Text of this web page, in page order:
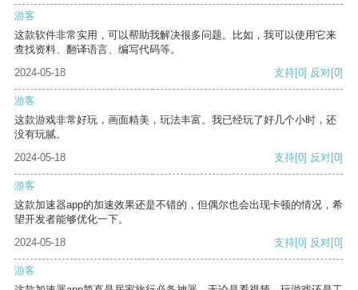
游客
这款软件非常实用，可以帮助我解决很多问题。比如，我可以使用它来
查找资料、翻译语言、编写代码等。
2024-05-18
支持[0] 反对[0]
游客
这款游戏非常好玩，画面精美，玩法丰富。我已经玩了好几个小时，还
没有玩腻。
2024-05-18
支持[0] 反对[0]
游客
这款加速器app的加速效果还是不错的，但偶尔也会出现卡顿的情况，希
望开发者能够优化一下。
2024-05-18
支持[0] 反对[0]
游客